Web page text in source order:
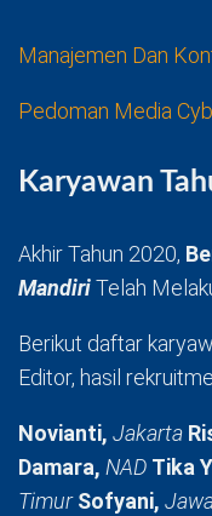
Manajemen Dan
Pedoman Media
Karyawan
Akhir Tahun 2020,
MandiriTelah
Berikut daftar
Editor, hasil
Novianti, Jakarta
Damara, NAD Tika
TimurSofyani,